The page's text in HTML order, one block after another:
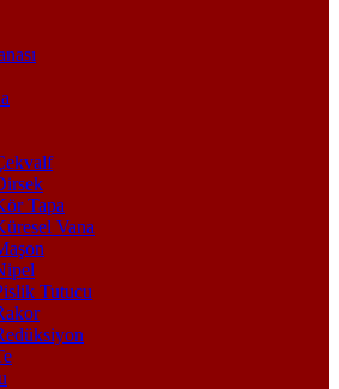
Tapa
Vana
Tutucu